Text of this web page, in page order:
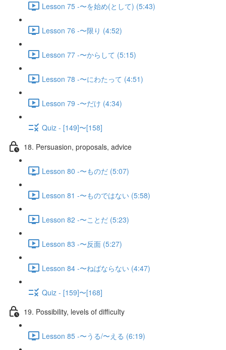
Lesson 75 -〜を始め(として) (5:43)
Lesson 76 -〜限り (4:52)
Lesson 77 -〜からして (5:15)
Lesson 78 -〜にわたって (4:51)
Lesson 79 -〜だけ (4:34)
Quiz - [149]〜[158]
18. Persuasion, proposals, advice
Lesson 80 -〜ものだ (5:07)
Lesson 81 -〜ものではない (5:58)
Lesson 82 -〜ことだ (5:23)
Lesson 83 -〜反面 (5:27)
Lesson 84 -〜ねばならない (4:47)
Quiz - [159]〜[168]
19. Possibility, levels of difficulty
Lesson 85 -〜うる/〜える (6:19)